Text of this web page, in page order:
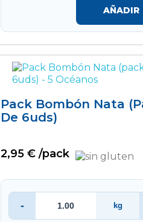
AÑADIR
Pack Bombón Nata
De 6uds)
2,95 € /pack
- kg